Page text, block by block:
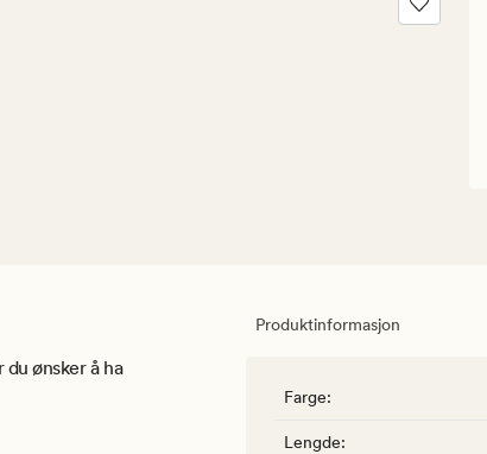
ønsker å ha
Produktinformasjon
Farge:
Lengde: